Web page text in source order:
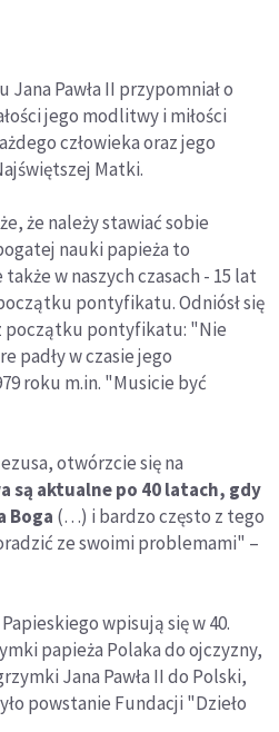
Pawła II przypomniał o
jego modlitwy i miłości
człowieka oraz jego
Matki.
że należy stawiać sobie
nauki papieża to
w naszych czasach - 15 lat
pontyfikatu. Odniósł się
początku pontyfikatu: "Nie
padły w czasie jego
roku m.in. "Musicie być
otwórzcie się na
są aktualne po 40 latach, gdy
Boga (…) i bardzo często z tego
ze swoimi problemami" –
wpisują się w 40.
papieża Polaka do ojczyzny,
Jana Pawła II do Polski,
powstanie Fundacji "Dzieło